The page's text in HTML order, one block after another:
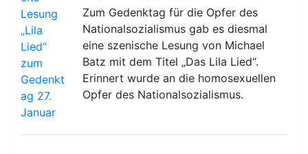
Zum Gedenktag für die Opfer des
Nationalsozialismus gab es diesmal
eine szenische Lesung von Michael
Batz mit dem Titel „Das Lila Lied“.
Erinnert wurde an die homosexuellen
Opfer des Nationalsozialismus.